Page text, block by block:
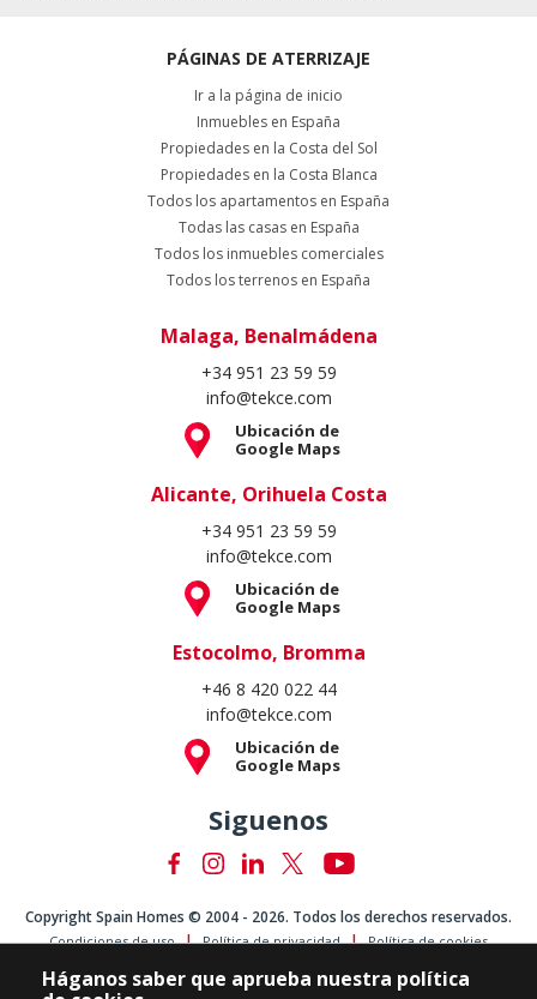
PÁGINAS DE ATERRIZAJE
Ir a la página de inicio
Inmuebles en España
Propiedades en la Costa del Sol
Propiedades en la Costa Blanca
Todos los apartamentos en España
Todas las casas en España
Todos los inmuebles comerciales
Todos los terrenos en España
Malaga, Benalmádena
+34 951 23 59 59
info@tekce.com
Ubicación de
Google Maps
Alicante, Orihuela Costa
+34 951 23 59 59
info@tekce.com
Ubicación de
Google Maps
Estocolmo, Bromma
+46 8 420 022 44
info@tekce.com
Ubicación de
Google Maps
Siguenos
Copyright Spain Homes © 2004 - 2026. Todos los derechos reservados.
Condiciones de uso Política de privacidad Política de cookies
Háganos saber que aprueba nuestra política